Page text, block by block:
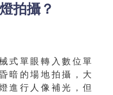
拍攝？
式單眼轉入數位單
暗的場地拍攝，大
進行人像補光，但